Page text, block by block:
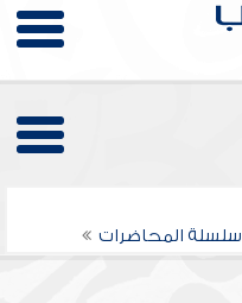
سلسلة المحاضرات